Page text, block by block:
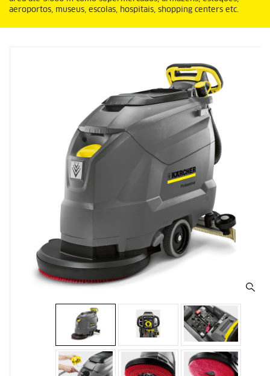
aeroportos, museus, escolas, hospitais, shopping centers etc.